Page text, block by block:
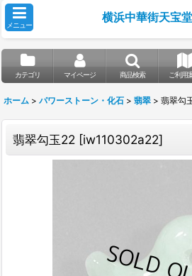
メニュー
横浜中華街天宝
カテゴリ マイページ 商品検索 ご利用
ホーム > パワーストーン・化石 > 翡翠 > 翡翠勾
翡翠勾玉22 [iw110302a22]